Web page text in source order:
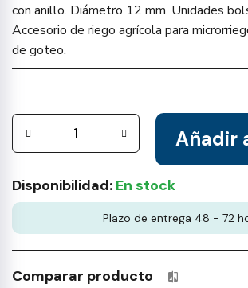
con anillo. Diámetro 12 mm. Unidades
Accesorio de riego agrícola para
de goteo.
Añadir
Disponibilidad: En stock
Plazo de entrega 48 - 72
Comparar producto Productos